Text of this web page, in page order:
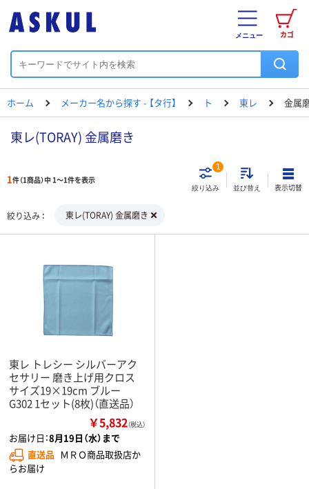
カゴ
メニュー
ホーム メーカー名から探す - 【タ行】 ト 東レ 金属
東レ(TORAY) 金属磨き
1件（1商品）中 1～1件を表示
絞り込み
1
並び替え 表示切替
絞り込み 東レ(TORAY) 金属磨き
東レ トレシー シルバーアク
セサリー 磨き上げ用クロス
サイズ19×19cm ブルー
G302 1セット(8枚)（直送品）
￥5,832（税込）
お届け日：8月19日（水）まで
直送品 ＭＲＯ商品取扱店か
らお届け